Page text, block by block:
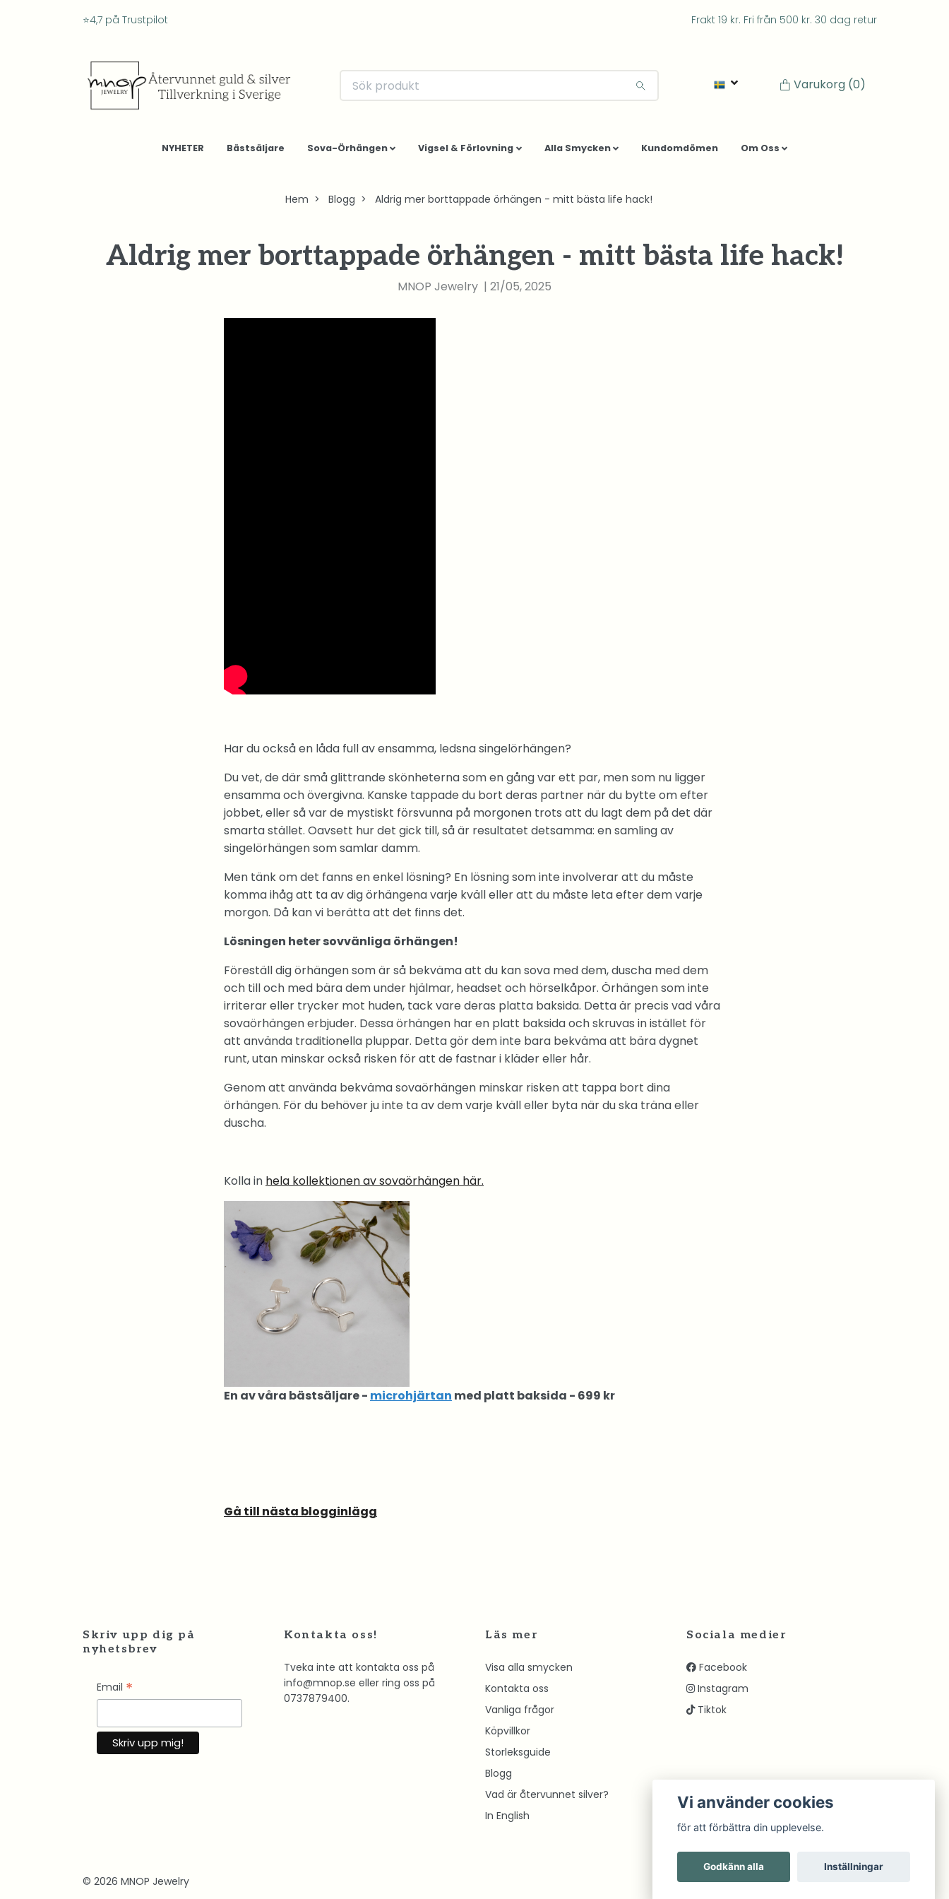
⭐4,7 på Trustpilot Frakt 19 kr. Fri från 500 kr. 30 dag retur
Varukorg (0)
NYHETER Bästsäljare Sova-Örhängen Vigsel & Förlovning Alla Smycken Kundomdömen Om Oss
Hem Blogg Aldrig mer borttappade örhängen - mitt bästa life hack!
Aldrig mer borttappade örhängen - mitt bästa life hack!
MNOP Jewelry | 21/05, 2025
Har du också en låda full av ensamma, ledsna singelörhängen?
Du vet, de där små glittrande skönheterna som en gång var ett par, men som nu ligger
ensamma och övergivna. Kanske tappade du bort deras partner när du bytte om efter
jobbet, eller så var de mystiskt försvunna på morgonen trots att du lagt dem på det där
smarta stället. Oavsett hur det gick till, så är resultatet detsamma: en samling av
singelörhängen som samlar damm.
Men tänk om det fanns en enkel lösning? En lösning som inte involverar att du måste
komma ihåg att ta av dig örhängena varje kväll eller att du måste leta efter dem varje
morgon. Då kan vi berätta att det finns det.
Lösningen heter sovvänliga örhängen!
Föreställ dig örhängen som är så bekväma att du kan sova med dem, duscha med dem
och till och med bära dem under hjälmar, headset och hörselkåpor. Örhängen som inte
irriterar eller trycker mot huden, tack vare deras platta baksida. Detta är precis vad våra
sovaörhängen erbjuder. Dessa örhängen har en platt baksida och skruvas in istället för
att använda traditionella pluppar. Detta gör dem inte bara bekväma att bära dygnet
runt, utan minskar också risken för att de fastnar i kläder eller hår.
Genom att använda bekväma sovaörhängen minskar risken att tappa bort dina
örhängen. För du behöver ju inte ta av dem varje kväll eller byta när du ska träna eller
duscha.
Kolla in hela kollektionen av sovaörhängen här.
En av våra bästsäljare - microhjärtan med platt baksida - 699 kr
Gå till nästa blogginlägg
Skriv upp dig på
nyhetsbrev
Email *
Kontakta oss!
Tveka inte att kontakta oss på
info@mnop.se eller ring oss på
0737879400.
Läs mer
Visa alla smycken
Kontakta oss
Vanliga frågor
Köpvillkor
Storleksguide
Blogg
Vad är återvunnet silver?
In English
Sociala medier
Facebook
Instagram
Tiktok
© 2026 MNOP Jewelry
Vi använder cookies
för att förbättra din upplevelse.
Godkänn alla Inställningar